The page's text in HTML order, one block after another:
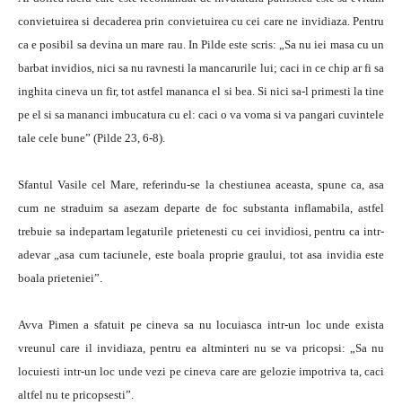
convietuirea si decaderea prin convietuirea cu cei care ne invidiaza. Pentru
ca e posibil sa devina un mare rau. In Pilde este scris: „Sa nu iei masa cu un
barbat invidios, nici sa nu ravnesti la mancarurile lui; caci in ce chip ar fi sa
inghita cineva un fir, tot astfel mananca el si bea. Si nici sa-l primesti la tine
pe el si sa mananci imbucatura cu el: caci o va voma si va pangari cuvintele
tale cele bune” (Pilde 23, 6-8).
Sfantul Vasile cel Mare, referindu-se la chestiunea aceasta, spune ca, asa
cum ne straduim sa asezam departe de foc substanta inflamabila, astfel
trebuie sa indepartam legaturile prietenesti cu cei invidiosi, pentru ca intr-
adevar „asa cum taciunele, este boala proprie graului, tot asa invidia este
boala prieteniei”.
Avva Pimen a sfatuit pe cineva sa nu locuiasca intr-un loc unde exista
vreunul care il invidiaza, pentru ea altminteri nu se va pricopsi: „Sa nu
locuiesti intr-un loc unde vezi pe cineva care are gelozie impotriva ta, caci
altfel nu te pricopsesti”.